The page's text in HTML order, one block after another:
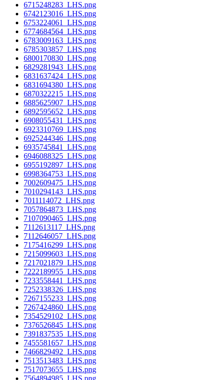
6715248283_LHS.png
6742123016_LHS.png
6753224061_LHS.png
6774684564_LHS.png
6783009163_LHS.png
6785303857_LHS.png
6800170830_LHS.png
6829281943_LHS.png
6831637424_LHS.png
6831694380_LHS.png
6870322215_LHS.png
6885625907_LHS.png
6892595652_LHS.png
6908055431_LHS.png
6923310769_LHS.png
6925244346_LHS.png
6935745841_LHS.png
6946088325_LHS.png
6955192897_LHS.png
6998364753_LHS.png
7002609475_LHS.png
7010294143_LHS.png
7011114072_LHS.png
7057864873_LHS.png
7107090465_LHS.png
7112613117_LHS.png
7112646057_LHS.png
7175416299_LHS.png
7215099603_LHS.png
7217021879_LHS.png
7222189955_LHS.png
7233558441_LHS.png
7252338326_LHS.png
7267155233_LHS.png
7267424860_LHS.png
7354529102_LHS.png
7376526845_LHS.png
7391837535_LHS.png
7455581657_LHS.png
7466829492_LHS.png
7513513483_LHS.png
7517073655_LHS.png